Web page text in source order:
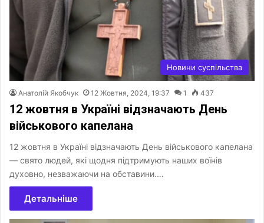
Новини суспільства
Анатолій Якобчук 12 Жовтня, 2024, 19:37 1 437
12 жовтня в Україні відзначають День
військового капелана
12 жовтня в Україні відзначають День військового капелана
— свято людей, які щодня підтримують наших воїнів
духовно, незважаючи на обставини.…
Детальніше